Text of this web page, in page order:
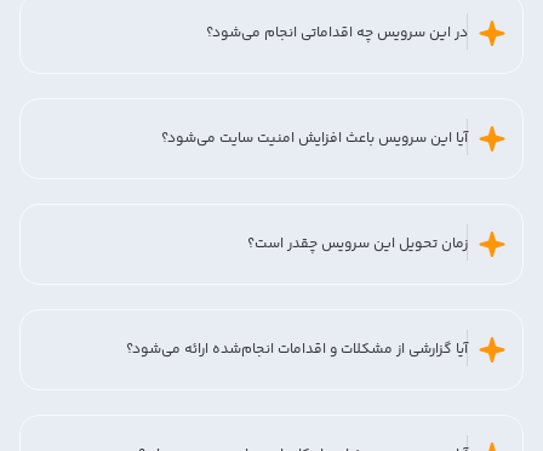
در این سرویس چه اقداماتی انجام می‌شود؟
آیا این سرویس باعث افزایش امنیت سایت می‌شود؟
زمان تحویل این سرویس چقدر است؟
آیا گزارشی از مشکلات و اقدامات انجام‌شده ارائه می‌شود؟